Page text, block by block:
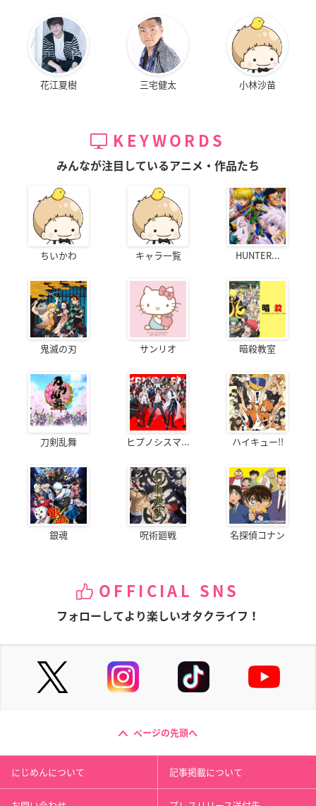
花江夏樹 三宅健太 小林沙苗
KEYWORDS
みんなが注目しているアニメ・作品たち
ちいかわ キャラ一覧 HUNTER...
鬼滅の刃 サンリオ 暗殺教室
刀剣乱舞 ヒプノシスマ... ハイキュー!!
銀魂 呪術廻戦 名探偵コナン
OFFICIAL SNS
フォローしてより楽しいオタクライフ！
ページの先頭へ
にじめんについて 記事掲載について